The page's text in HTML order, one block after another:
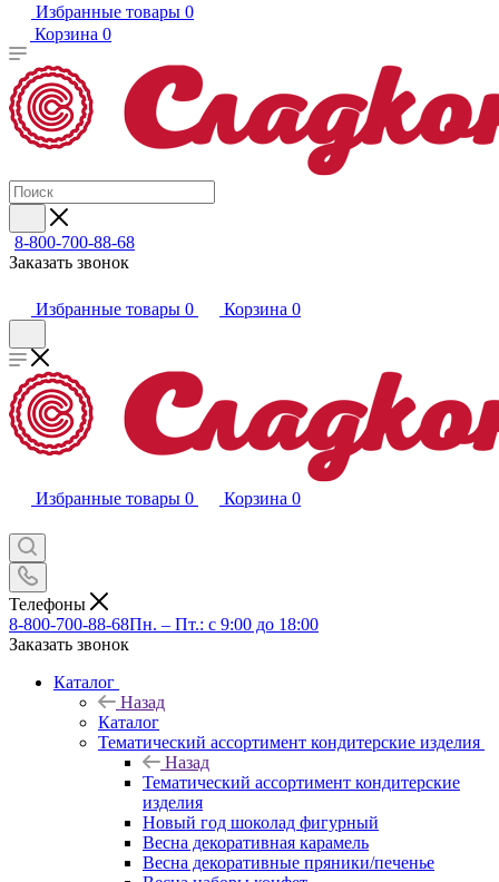
Избранные товары 0
Корзина 0
8-800-700-88-68
Заказать звонок
Избранные товары 0 Корзина 0
Избранные товары 0 Корзина 0
Телефоны
8-800-700-88-68Пн. – Пт.: с 9:00 до 18:00
Заказать звонок
Каталог
Назад
Каталог
Тематический ассортимент кондитерские изделия
Назад
Тематический ассортимент кондитерские
изделия
Новый год шоколад фигурный
Весна декоративная карамель
Весна декоративные пряники/печенье